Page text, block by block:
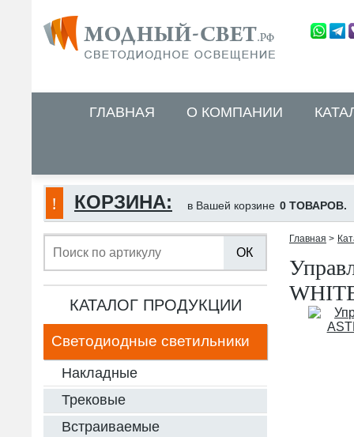
ГЛАВНАЯ О КОМПАНИИ
КОРЗИНА: в Вашей корзине 0 ТОВАРОВ.
ОК
КАТАЛОГ ПРОДУКЦИИ
Светодиодные светильники
Накладные
Трековые
Встраиваемые
Главная >